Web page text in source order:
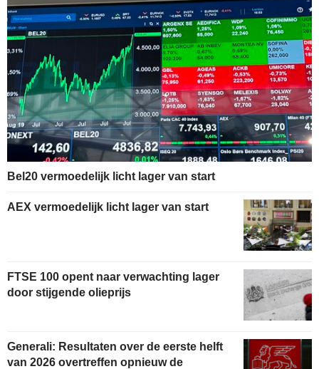
Bel20 vermoedelijk licht lager van start
AEX vermoedelijk licht lager van start
FTSE 100 opent naar verwachting lager
door stijgende olieprijs
Generali: Resultaten over de eerste helft
van 2026 overtreffen opnieuw de